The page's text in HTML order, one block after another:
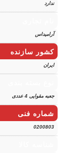
ندارد
آرامیداس
کشور سازنده
ایران
جعبه مقوایی 4 عددی
شماره فنی
0200803